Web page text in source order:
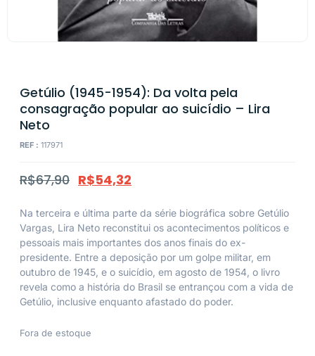
Getúlio (1945-1954): Da volta pela
consagração popular ao suicídio – Lira
Neto
REF : 117971
R$67,90 R$54,32
Na terceira e última parte da série biográfica sobre Getúlio
Vargas, Lira Neto reconstitui os acontecimentos políticos e
pessoais mais importantes dos anos finais do ex-
presidente. Entre a deposição por um golpe militar, em
outubro de 1945, e o suicídio, em agosto de 1954, o livro
revela como a história do Brasil se entrançou com a vida de
Getúlio, inclusive enquanto afastado do poder.
Fora de estoque